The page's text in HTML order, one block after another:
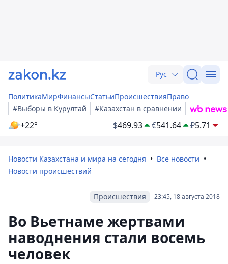
Рус
ПолитикаМирФинансыСтатьиПроисшествияПраво
#Выборы в Курултай
#Казахстан в сравнении
+22° $469.93 €541.64 ₽5.71
Новости Казахстана и мира на сегодня
Все новости
Новости происшествий
23:45, 18 августа 2018
Происшествия
Во Вьетнаме жертвами
наводнения стали восемь
человек